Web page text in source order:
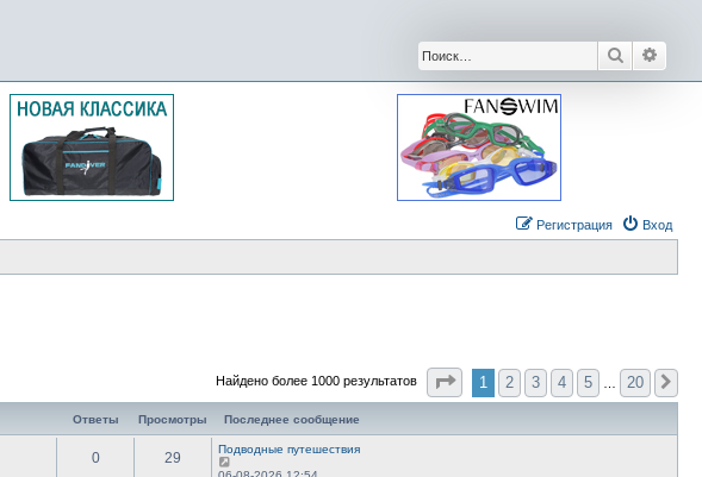
Поиск
Вход
Регистрация
Найдено более 1000 результатов Страница 1из20
1 2 3 4 5 20
Ответы Просмотры Последнее сообщение
0 29
Подводные путешествия